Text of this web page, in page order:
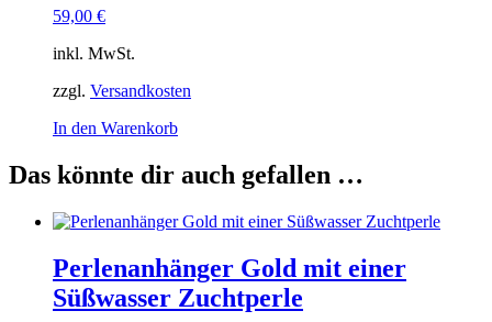
59,00 €
inkl. MwSt.
zzgl. Versandkosten
In den Warenkorb
Das könnte dir auch gefallen …
Perlenanhänger Gold mit einer
Süßwasser Zuchtperle